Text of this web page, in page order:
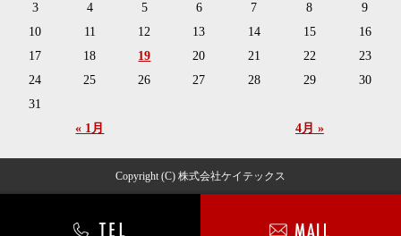
« 1月 4月 »
3
4 5 6 7 8
9
10
11 12 13 14 15
16
17
18 19 20 21 22
23
24
25 26 27 28 29
30
31
Copyright (C) 株式会社ケイテックス